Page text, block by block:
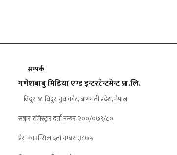
सम्पर्क
गणेशबाबु मिडिया एण्ड इन्टरटेन्टमेन्ट प्रा.लि.
विदुर-४, विदुर, नुवाकोट, बागमती प्रदेश, नेपाल
सञ्चार रजिस्ट्रार दर्ता नम्बरः २००/०७९/८०
प्रेस काउन्सिल दर्ता नम्बर: ३८७५